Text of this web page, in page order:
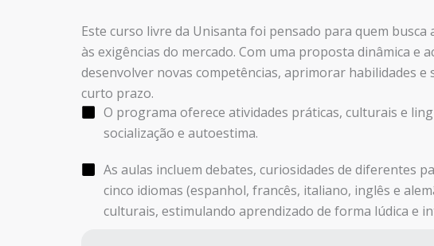
Este curso livre da Unisanta foi pensado para quem
às exigências do mercado. Com uma proposta dinâmica e
desenvolver novas competências, aprimorar habilidades
curto prazo.
O programa oferece atividades práticas, culturais e
socialização e autoestima.
As aulas incluem debates, curiosidades de diferentes
cinco idiomas (espanhol, francês, italiano, inglês e
culturais, estimulando aprendizado de forma lúdica e